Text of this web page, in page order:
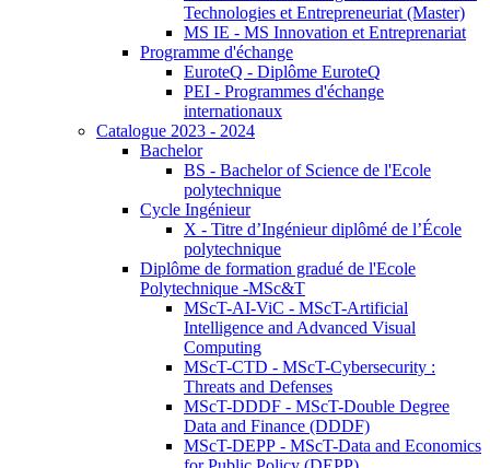
Technologies et Entrepreneuriat (Master)
MS IE - MS Innovation et Entreprenariat
Programme d'échange
EuroteQ - Diplôme EuroteQ
PEI - Programmes d'échange
internationaux
Catalogue 2023 - 2024
Bachelor
BS - Bachelor of Science de l'Ecole
polytechnique
Cycle Ingénieur
X - Titre d’Ingénieur diplômé de l’École
polytechnique
Diplôme de formation gradué de l'Ecole
Polytechnique -MSc&T
MScT-AI-ViC - MScT-Artificial
Intelligence and Advanced Visual
Computing
MScT-CTD - MScT-Cybersecurity :
Threats and Defenses
MScT-DDDF - MScT-Double Degree
Data and Finance (DDDF)
MScT-DEPP - MScT-Data and Economics